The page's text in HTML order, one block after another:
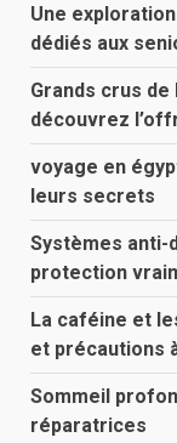
Une
dédiés aux
Grands crus de
découvrez
voyage en
leurs secrets
Systèmes anti-
protection
La caféine et
et précautions
Sommeil
réparatrices